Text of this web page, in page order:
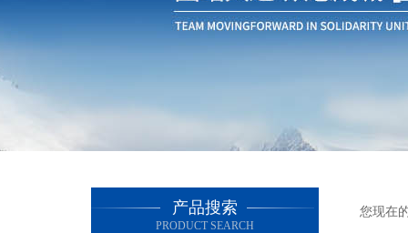
产品搜索
PRODUCT SEARCH
您现在